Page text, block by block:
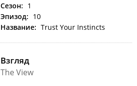
Сезон: 1
Эпизод: 10
Название: Trust Your Instincts
Взгляд
The View